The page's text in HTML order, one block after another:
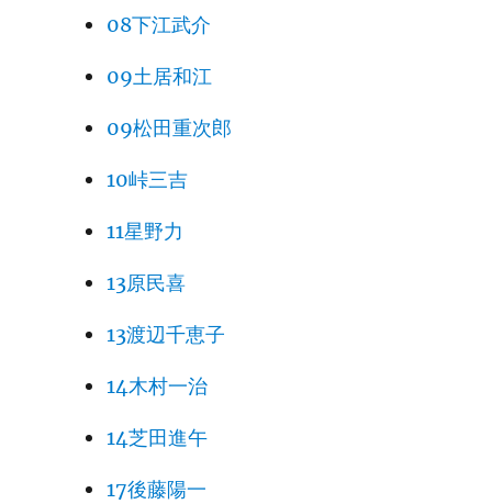
08下江武介
09土居和江
09松田重次郎
10峠三吉
11星野力
13原民喜
13渡辺千恵子
14木村一治
14芝田進午
17後藤陽一